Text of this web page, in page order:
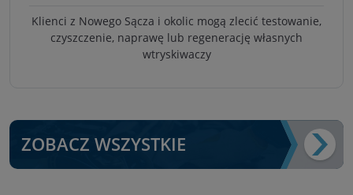
Klienci z Nowego Sącza i okolic mogą zlecić testowanie,
czyszczenie, naprawę lub regenerację własnych
wtryskiwaczy
ZOBACZ WSZYSTKIE